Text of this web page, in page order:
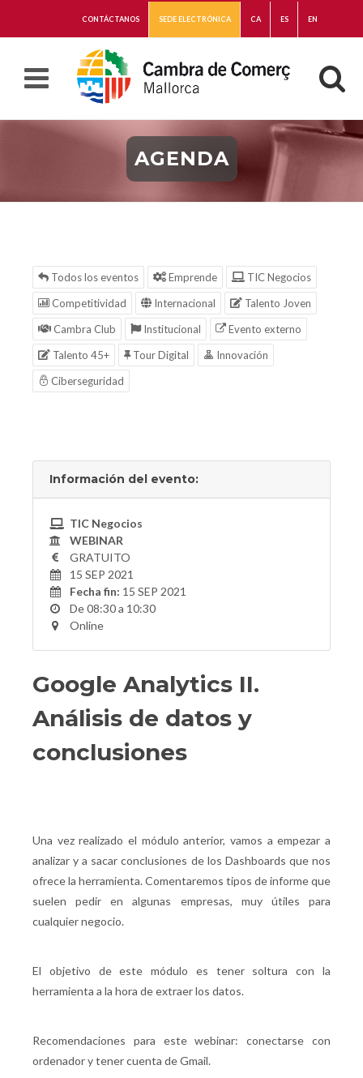
CONTÁCTANOS SEDE ELECTRÓNICA CA ES EN
AGENDA
Todos los eventos Emprende
TIC Negocios
Competitividad
Internacional
Talento Joven
Cambra Club
Institucional
Evento externo
Talento 45+
Tour Digital
Innovación
Ciberseguridad
Información del evento:
TIC Negocios
WEBINAR
GRATUITO
15 SEP 2021
Fecha fin: 15 SEP 2021
De 08:30 a 10:30
Online
Google Analytics II.
Análisis de datos y
conclusiones
Una vez realizado el módulo anterior, vamos a empezar a
analizar y a sacar conclusiones de los Dashboards que nos
ofrece la herramienta. Comentaremos tipos de informe que
suelen pedir en algunas empresas, muy útiles para
cualquier negocio.
El objetivo de este módulo es tener soltura con la
herramienta a la hora de extraer los datos.
Recomendaciones para este webinar: conectarse con
ordenador y tener cuenta de Gmail.